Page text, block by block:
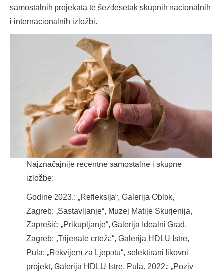
samostalnih projekata te šezdesetak skupnih nacionalnih
i internacionalnih izložbi.
Najznačajnije recentne samostalne i skupne
izložbe:
Godine 2023.: „Refleksija“, Galerija Oblok,
Zagreb; „Sastavljanje“, Muzej Matije Skurjenija,
Zaprešić; „Prikupljanje“, Galerija Idealni Grad,
Zagreb; „Trijenale crteža“, Galerija HDLU Istre,
Pula; „Rekvijem za Ljepotu“, selektirani likovni
projekt, Galerija HDLU Istre, Pula. 2022.; „Poziv